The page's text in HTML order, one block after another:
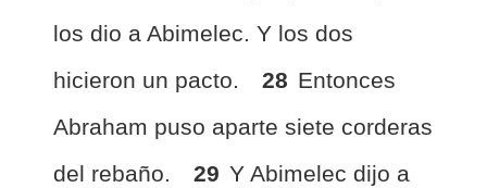
los dio a Abimelec. Y los dos
hicieron un pacto.
28 Entonces
Abraham puso aparte siete corderas
del rebaño.
29 Y Abimelec dijo a